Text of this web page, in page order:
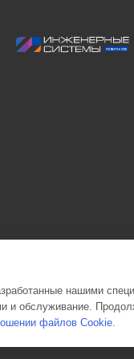
2026 © Инженерные
нашими
и обслуживание.
файлов Cookie.